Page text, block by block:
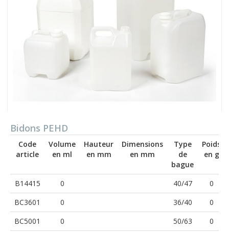
Bidons PEHD
Code
article
Volume
en ml
Hauteur
en mm
Dimensions
en mm
Type
de
bague
Poids
en g
B14415 0 40/47
0
BC3601
0 36/40
0
BC5001
0 50/63
0